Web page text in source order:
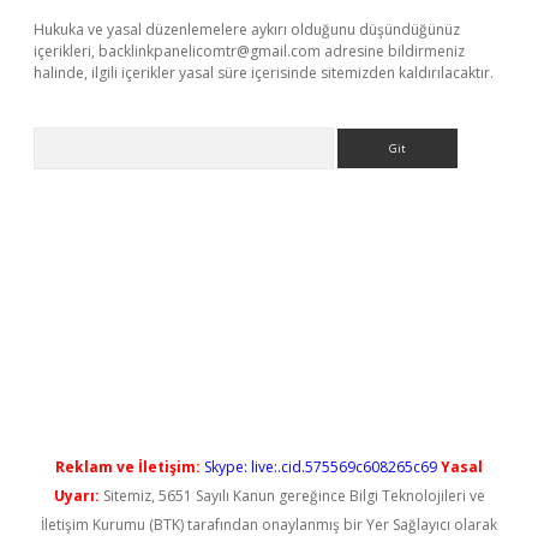
Hukuka ve yasal düzenlemelere aykırı olduğunu düşündüğünüz
içerikleri, backlinkpanelicomtr@gmail.com adresine bildirmeniz
halinde, ilgili içerikler yasal süre içerisinde sitemizden kaldırılacaktır.
Reklam ve İletişim: Skype: live:.cid.575569c608265c69Yasal
Uyarı: Sitemiz, 5651 Sayılı Kanun gereğince Bilgi Teknolojileri ve
İletişim Kurumu (BTK) tarafından onaylanmış bir Yer Sağlayıcı olarak